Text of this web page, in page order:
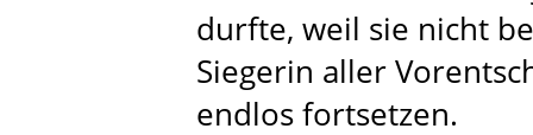
durfte, weil sie nicht
Siegerin aller
endlos fortsetzen.